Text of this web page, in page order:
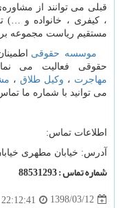
قبلی می توانند از
، کیفری ، خانواده و
مستقیم ریاست مجموعه
موسسه حقوقی
حقوقی فعالیت می
مهاجرت ، وکیل طلاق ،
می توانید با شماره ما
اطلاعات تماس:
آدرس: خیابان مطهری خیابان
شماره تماس : 88531293
1398/03/12
22:12:41